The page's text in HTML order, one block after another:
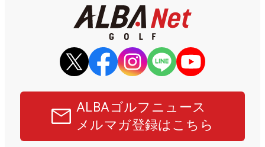
ALBAゴルフニュース
メルマガ登録はこちら